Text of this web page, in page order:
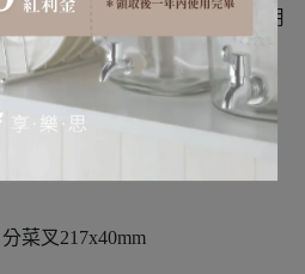
叉子，勺子形狀較大，主要是用
子。
服務匙服務叉一起使用。
鏽鋼製成，耐用且不會生鏽。
菜叉217x40mm